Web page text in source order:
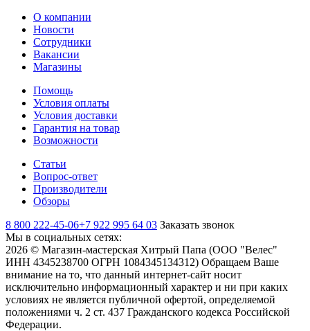
О компании
Новости
Сотрудники
Вакансии
Магазины
Помощь
Условия оплаты
Условия доставки
Гарантия на товар
Возможности
Статьи
Вопрос-ответ
Производители
Обзоры
8 800 222-45-06+7 922 995 64 03 Заказать звонок
Мы в социальных сетях:
2026 © Магазин-мастерская Хитрый Папа (ООО "Велес"
ИНН 4345238700 ОГРН 1084345134312) Обращаем Ваше
внимание на то, что данный интернет-сайт носит
исключительно информационный характер и ни при каких
условиях не является публичной офертой, определяемой
положениями ч. 2 ст. 437 Гражданского кодекса Российской
Федерации.